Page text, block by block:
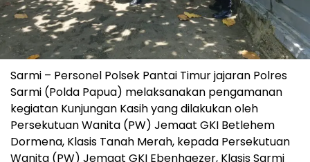
Sarmi – Personel Polsek Pantai Timur jajaran Polres
Sarmi (Polda Papua) melaksanakan pengamanan
kegiatan Kunjungan Kasih yang dilakukan oleh
Persekutuan Wanita (PW) Jemaat GKI Betlehem
Dormena, Klasis Tanah Merah, kepada Persekutuan
Wanita (PW) Jemaat GKI Ebenhaezer, Klasis Sarmi